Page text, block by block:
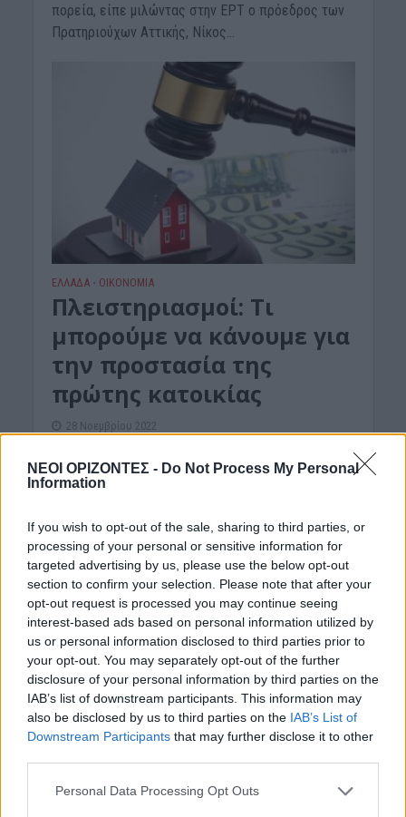
ΝΕΟΙ ΟΡΙΖΟΝΤΕΣ - Do Not Process My Personal
Information
If you wish to opt-out of the sale, sharing to third parties, or
processing of your personal or sensitive information for
targeted advertising by us, please use the below opt-out
section to confirm your selection. Please note that after your
opt-out request is processed you may continue seeing
interest-based ads based on personal information utilized by
us or personal information disclosed to third parties prior to
your opt-out. You may separately opt-out of the further
disclosure of your personal information by third parties on the
IAB’s list of downstream participants. This information may
also be disclosed by us to third parties on the IAB’s List of
Downstream Participants that may further disclose it to other
Personal Data Processing Opt Outs
πορεία, είπε μιλώντας στην ΕΡΤ ο πρόεδρος των
Πρατηριούχων Αττικής, Νίκος...
ΕΛΛΑΔΑ • ΟΙΚΟΝΟΜΙΑ
Πλειστηριασμοί: Τι
μπορούμε να κάνουμε για
την προστασία της
πρώτης κατοικίας
28 Νοεμβρίου 2022
Περίπου 4.300 κατοικίες, από τις οποίες οι 3.100
είναι αξίας έως 100.000 ευρώ η κάθε μία, έχουν
προσεχείς 7...
Μιχάλης Σφακιανάκης: